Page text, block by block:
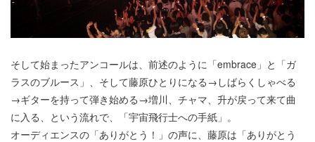
そして始まったアンコールは、前述のように「embrace」と「ガ
ラスのブルース」、そして藤原ひとりになる→しばらくしゃべる
→ギターを持って弾き始める→増川、チャマ、升が戻って来て曲
に入る、という流れで、「宇宙飛行士への手紙」。
オーディエンスの「ありがとう！」の声に、藤原は「ありがとう